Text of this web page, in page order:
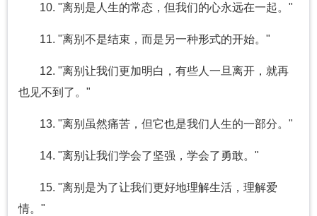
10. "离别是人生的常态，但我们的心永远在一起。"
11. "离别不是结束，而是另一种形式的开始。"
12. "离别让我们更加明白，有些人一旦离开，就再
也见不到了。"
13. "离别虽然痛苦，但它也是我们人生的一部分。"
14. "离别让我们学会了坚强，学会了勇敢。"
15. "离别是为了让我们更好地理解生活，理解爱
情。"